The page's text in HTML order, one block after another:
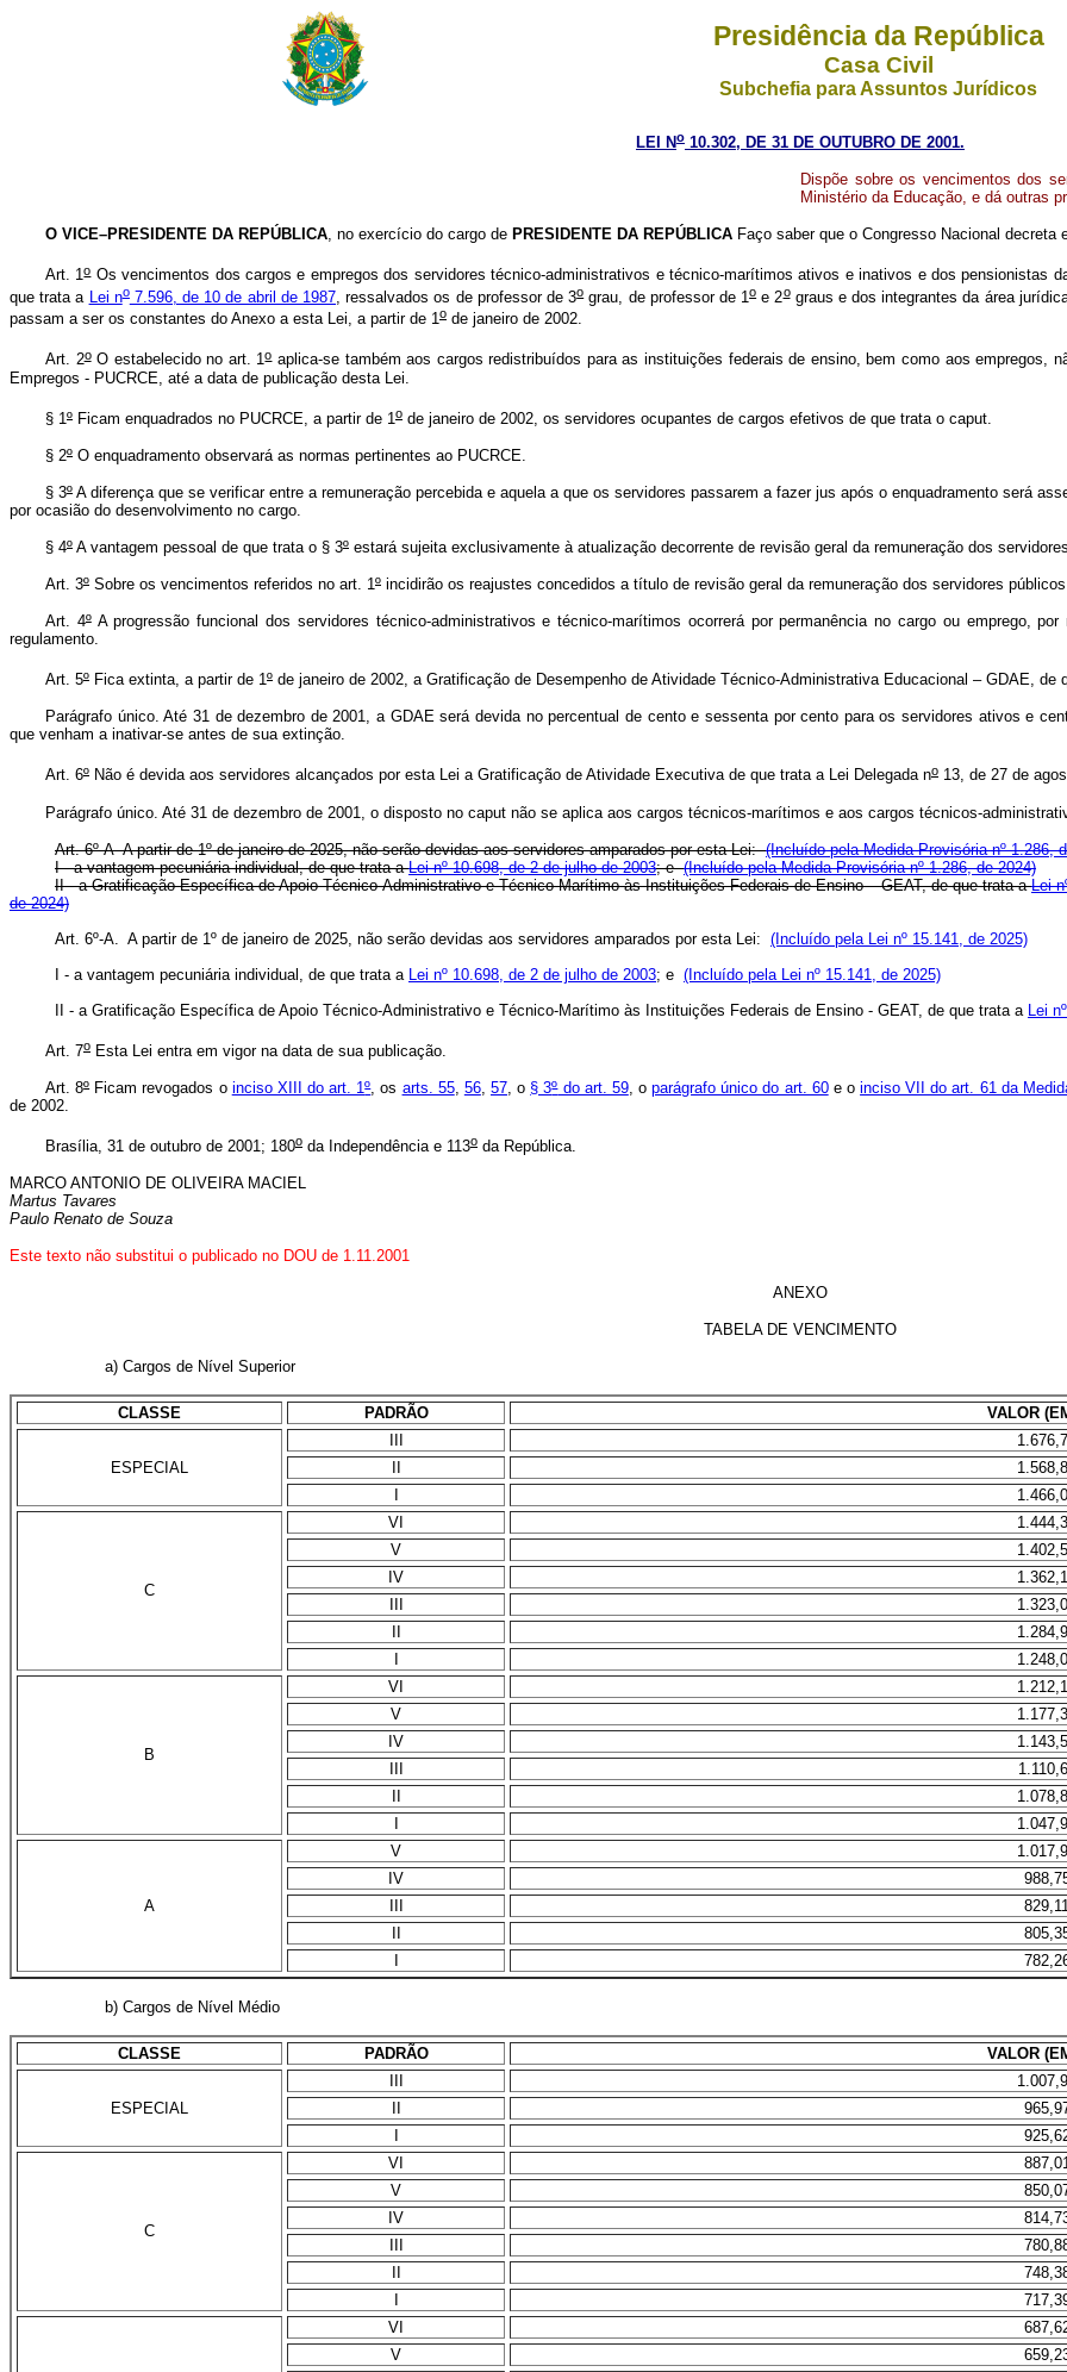
Presidência da República
Casa Civil
Subchefia para Assuntos Jurídicos
LEI No 10.302, DE 31 DE OUTUBRO DE 2001.
Dispõe sobre os vencimentos dos
Ministério da Educação, e dá outras
O VICE–PRESIDENTE DA REPÚBLICA, no exercício do cargo de PRESIDENTE DA REPÚBLICA Faço saber que o Congresso Nacional decreta
Art. 1oOs vencimentos dos cargos e empregos dos servidores técnico-administrativos e técnico-marítimos ativos e inativos e dos pensionistas
que trata a Lei no7.596, de 10 de abril de 1987, ressalvados os de professor de 3ograu, de professor de 1oe 2ograus e dos integrantes da área
passam a ser os constantes do Anexo a esta Lei, a partir de 1o de janeiro de 2002.
Art. 2oO estabelecido no art. 1oaplica-se também aos cargos redistribuídos para as instituições federais de ensino, bem como aos empregos,
Empregos - PUCRCE, até a data de publicação desta Lei.
§ 1º Ficam enquadrados no PUCRCE, a partir de 1o de janeiro de 2002, os servidores ocupantes de cargos efetivos de que trata o caput.
§ 2º O enquadramento observará as normas pertinentes ao PUCRCE.
§ 3º A diferença que se verificar entre a remuneração percebida e aquela a que os servidores passarem a fazer jus após o enquadramento será
por ocasião do desenvolvimento no cargo.
§ 4º A vantagem pessoal de que trata o § 3º estará sujeita exclusivamente à atualização decorrente de revisão geral da remuneração dos
Art. 3º Sobre os vencimentos referidos no art. 1º incidirão os reajustes concedidos a título de revisão geral da remuneração dos servidores
Art. 4ºA progressão funcional dos servidores técnico-administrativos e técnico-marítimos ocorrerá por permanência no cargo ou emprego,
regulamento.
Art. 5º Fica extinta, a partir de 1º de janeiro de 2002, a Gratificação de Desempenho de Atividade Técnico-Administrativa Educacional – GDAE, de
Parágrafo único. Até 31 de dezembro de 2001, a GDAE será devida no percentual de cento e sessenta por cento para os servidores ativos e
que venham a inativar-se antes de sua extinção.
Art. 6º Não é devida aos servidores alcançados por esta Lei a Gratificação de Atividade Executiva de que trata a Lei Delegada no 13, de 27 de
Parágrafo único. Até 31 de dezembro de 2001, o disposto no caput não se aplica aos cargos técnicos-marítimos e aos cargos técnicos-
Art. 6º-A A partir de 1º de janeiro de 2025, não serão devidas aos servidores amparados por esta Lei:(Incluído pela Medida Provisória nº 1.286,
I - a vantagem pecuniária individual, de que trata aLei nº 10.698, de 2 de julho de 2003; e(Incluído pela Medida Provisória nº 1.286, de 2024)
II - a Gratificação Específica de Apoio Técnico-Administrativo e Técnico-Marítimo às Instituições Federais de Ensino – GEAT, de que trata aLei
de 2024)
Art. 6º-A. A partir de 1º de janeiro de 2025, não serão devidas aos servidores amparados por esta Lei: (Incluído pela Lei nº 15.141, de 2025)
I - a vantagem pecuniária individual, de que trata a Lei nº 10.698, de 2 de julho de 2003; e (Incluído pela Lei nº 15.141, de 2025)
II - a Gratificação Específica de Apoio Técnico-Administrativo e Técnico-Marítimo às Instituições Federais de Ensino - GEAT, de que trata a Lei
Art. 7o Esta Lei entra em vigor na data de sua publicação.
Art. 8ºFicam revogados o inciso XIII do art. 1º, os arts. 55, 56, 57, o § 3ºdo art. 59, oparágrafo único do art. 60e oinciso VII do art. 61 da
de 2002.
Brasília, 31 de outubro de 2001; 180o da Independência e 113o da República.
MARCO ANTONIO DE OLIVEIRA MACIEL
Martus Tavares
Paulo Renato de Souza
Este texto não substitui o publicado no DOU de 1.11.2001
ANEXO
TABELA DE VENCIMENTO
a) Cargos de Nível Superior
CLASSE PADRÃO VALOR
ESPECIAL
C
VI
V
IV
B
VI
V
IV
A
V
IV
b) Cargos de Nível Médio
CLASSE PADRÃO VALOR
ESPECIAL
C
VI
V
IV
VI
V